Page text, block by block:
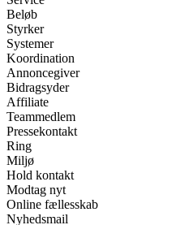
Beløb
Styrker
Systemer
Koordination
Annoncegiver
Bidragsyder
Affiliate
Teammedlem
Pressekontakt
Ring
Miljø
Hold kontakt
Modtag nyt
Online fællesskab
Nyhedsmail